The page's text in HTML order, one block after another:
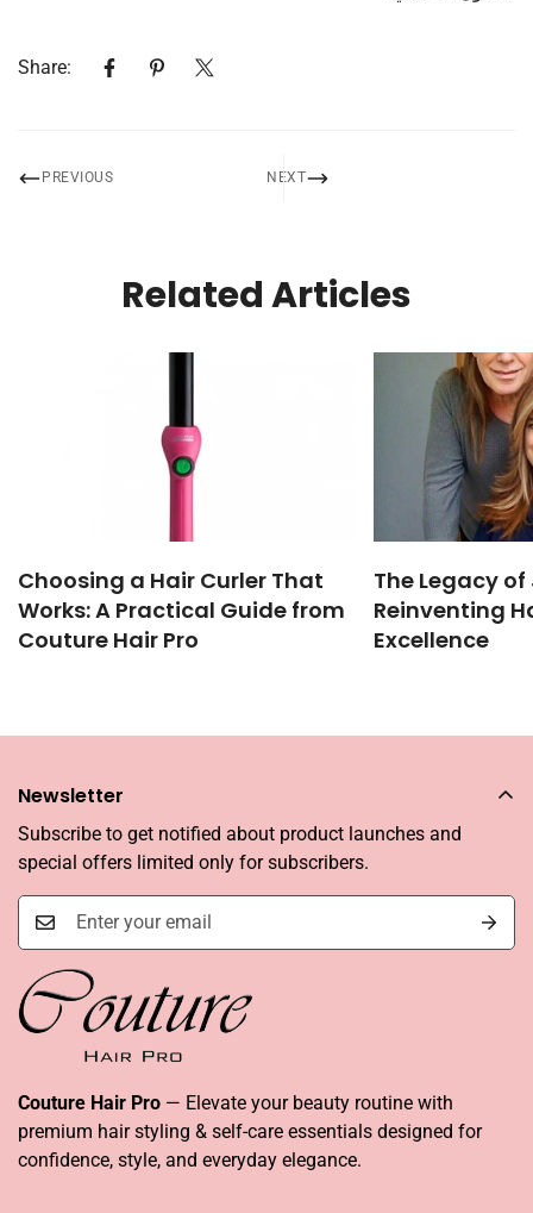
Share:
PREVIOUS NEXT
Related Articles
Choosing a Hair Curler That
Works: A Practical Guide from
Couture Hair Pro
The Legacy of
Reinventing
Excellence
Couture Hair Pro — Elevate your beauty routine with
premium hair styling & self-care essentials designed for
confidence, style, and everyday elegance.
Newsletter
Subscribe to get notified about product launches and
special offers limited only for subscribers.